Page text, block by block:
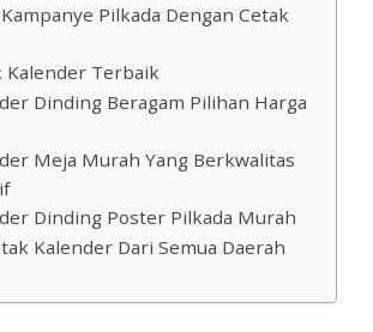
Pilkada Dengan Cetak
Kalender Terbaik
Dinding Beragam Pilihan Harga
Meja Murah Yang Berkwalitas
Dinding Poster Pilkada Murah
Kalender Dari Semua Daerah